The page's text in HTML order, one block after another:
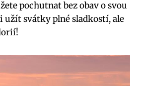
pochutnat bez⁣ obav o svou
užít svátky plné⁢ sladkostí, ale